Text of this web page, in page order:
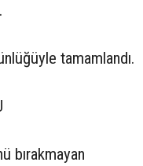
tamamlandı.
bırakmayan